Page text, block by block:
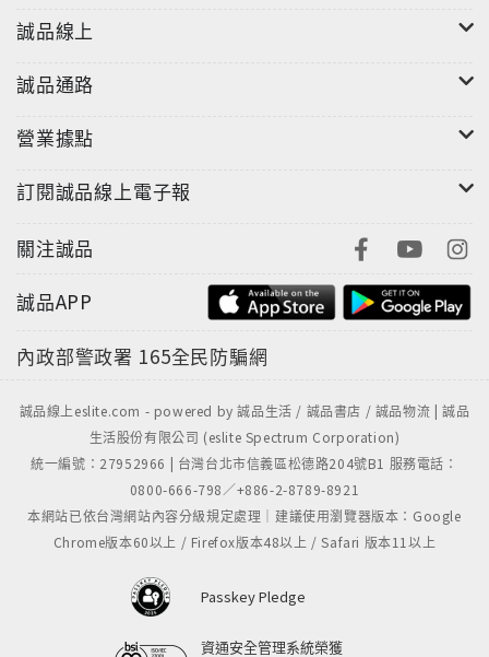
【古代天文學小故事】
千年來，天空承接了一代代人的注視。多少人曾經仰望
星空，寫出最重要的故事、曆法、神話、算式。我們無
法生活在空中，生命卻確確實實地因天空而意趣無窮。
Aryabhatiya時才23歲。他算出來的自轉時間和現在我
行的軌道是橢圓形，甚至用沒有人知道的方法算出了π
和地球周長，和現值只差70英里。
位，塞斯把荷魯斯的左眼挖出，是月亮在每月初消失的
原因。而托特（Thoth）帶領十四位神祇修復，每個月
第十五天，月亮就圓滿了。
● 古代蘇美人認為七是個神祕的數字，也是最早把七天
當作一星期的民族。但因為「七」這個數字無法用當時
的六十進位處理，發展出六天休息一天的安息日制度，
直到現在我們都還在使用。
誠品線上
誠品通路
營業據點
訂閱誠品線上電子報
關注誠品
誠品APP
內政部警政署 165全民防騙網
誠品線上eslite.com - powered by 誠品生活 / 誠品書店 / 誠品物流 | 誠品
生活股份有限公司 (eslite Spectrum Corporation)
統一編號：27952966 | 台灣台北市信義區松德路204號B1 服務電話：
0800-666-798／+886-2-8789-8921
本網站已依台灣網站內容分級規定處理｜建議使用瀏覽器版本：Google
Chrome版本60以上 / Firefox版本48以上 / Safari 版本11以上
Passkey Pledge
資通安全管理系統榮獲